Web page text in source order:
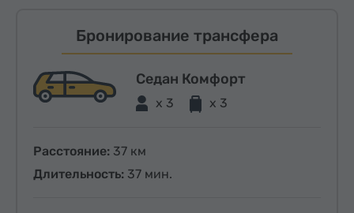
Бронирование трансфера
Седан Комфорт
x 3 x 3
Расстояние: 37 км
Длительность: 37 мин.